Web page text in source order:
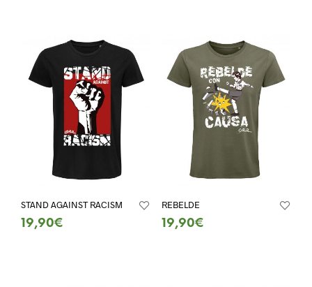
STAND AGAINST RACISM
19,90€
REBELDE
19,90€